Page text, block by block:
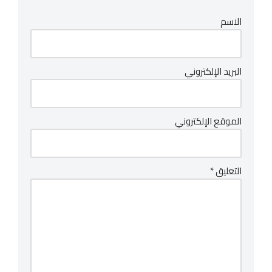
الاسم
البريد الإلكتروني
الموقع الإلكتروني
التعليق*